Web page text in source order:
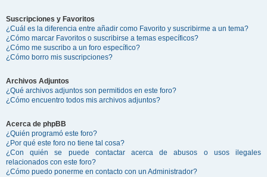
Suscripciones y Favoritos
¿Cuál es la diferencia entre añadir como Favorito y suscribirme a un tema?
¿Cómo marcar Favoritos o suscribirse a temas específicos?
¿Cómo me suscribo a un foro específico?
¿Cómo borro mis suscripciones?
Archivos Adjuntos
¿Qué archivos adjuntos son permitidos en este foro?
¿Cómo encuentro todos mis archivos adjuntos?
Acerca de phpBB
¿Quién programó este foro?
¿Por qué este foro no tiene tal cosa?
¿Con quién se puede contactar acerca de abusos o usos ilegales
relacionados con este foro?
¿Cómo puedo ponerme en contacto con un Administrador?